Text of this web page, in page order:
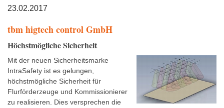
23.02.2017
tbm higtech control GmbH
Höchstmögliche Sicherheit
Mit der neuen Sicherheitsmarke
IntraSafety ist es gelungen,
höchstmögliche Sicherheit für
Flurförderzeuge und Kommissionierer
zu realisieren. Dies versprechen die